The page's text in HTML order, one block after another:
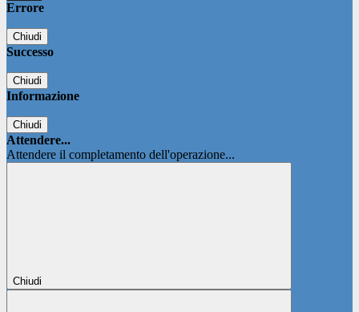
Errore
Chiudi
Successo
Chiudi
Informazione
Chiudi
Attendere...
Attendere il completamento dell'operazione...
Chiudi